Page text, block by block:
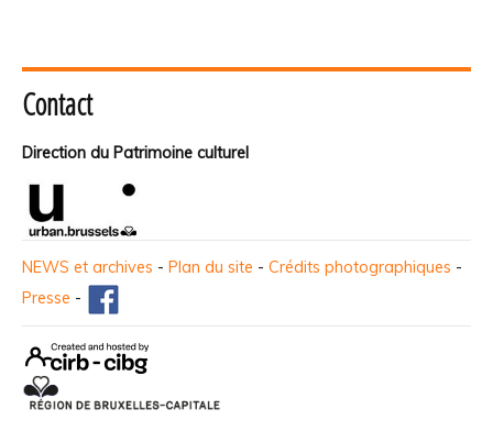
Contact
Direction du Patrimoine culturel
NEWS et archives - Plan du site - Crédits photographiques -
Presse -